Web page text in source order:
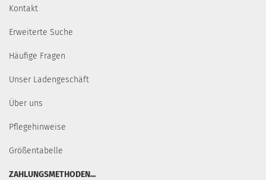
Kontakt
Erweiterte Suche
Häufige Fragen
Unser Ladengeschäft
Über uns
Pflegehinweise
Größentabelle
ZAHLUNGSMETHODEN...